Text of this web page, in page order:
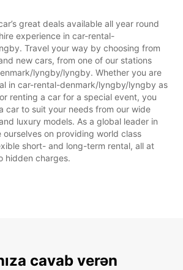
great deals available all year round
experience in car-rental-
Travel your way by choosing from
new cars, from one of our stations
lyngby/lyngby. Whether you are
in car-rental-denmark/lyngby/lyngby as
renting a car for a special event, you
car to suit your needs from our wide
luxury models. As a global leader in
on providing world class
short- and long-term rental, all at
hidden charges.
cavab verən